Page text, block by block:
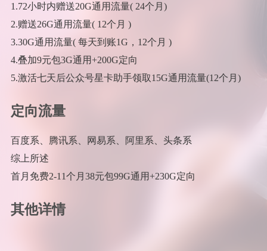
1.72小时内赠送20G通用流量( 24个月)
2.赠送26G通用流量( 12个月 )
3.30G通用流量( 每天到账1G，12个月 )
4.叠加9元包3G通用+200G定向
5.激活七天后公众号星卡助手领取15G通用流量(12个月)
定向流量
百度系、腾讯系、网易系、阿里系、头条系
综上所述
首月免费2-11个月38元包99G通用+230G定向
其他详情